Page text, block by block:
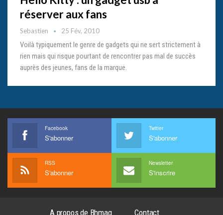
réserver aux fans
Sebastien 25 Fév, 2010
Voilà typiquement le genre de gadgets qui ne sert strictement à
rien mais qui risque pourtant de rencontrer pas mal de succès
auprès des jeunes, fans de la marque.
Facebook
S'abonner
Twitter
S'abonner
RSS
S'abonner
Newsletter
S'inscrire
A propos de Bhmag Contact